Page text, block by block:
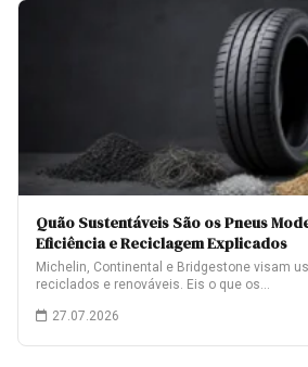
Quão Sustentáveis São os Pneus
Eficiência e Reciclagem Explicados
Michelin, Continental e Bridgestone visam
reciclados e renováveis. Eis o que os…
27.07.2026